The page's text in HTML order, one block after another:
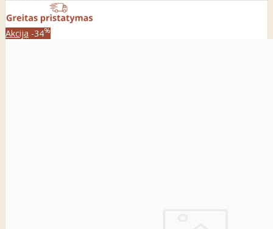
Akcija -34%